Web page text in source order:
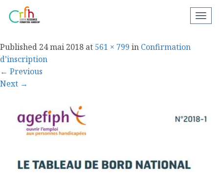
N
o
bilan agefiph
Published 24 mai 2018 at 561 × 799 in Confirmation
d’inscription
← Previous
Next →